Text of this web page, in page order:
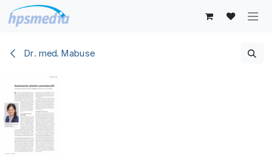
Zum Inhalt springen
Dr. med. Mabuse